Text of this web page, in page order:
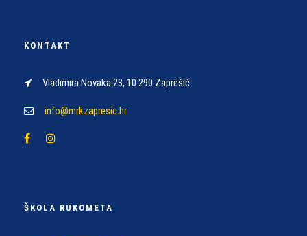
KONTAKT
Vladimira Novaka 23, 10 290 Zaprešić
info@mrkzapresic.hr
ŠKOLA RUKOMETA